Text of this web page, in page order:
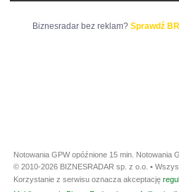
Biznesradar bez reklam? Sprawdź
Notowania GPW opóźnione 15 min. Notowania
© 2010-2026 BIZNESRADAR sp. z o.o. •
Korzystanie z serwisu oznacza akceptację